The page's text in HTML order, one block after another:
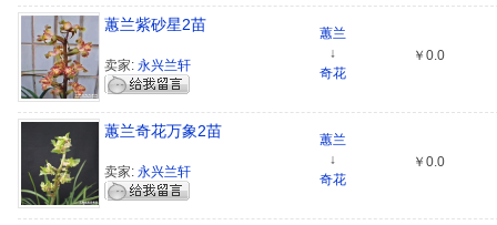
蕙兰紫砂星2苗
卖家: 永兴兰轩
蕙兰
↓
奇花
￥0.0
蕙兰奇花万象2苗
卖家: 永兴兰轩
蕙兰
↓
奇花
￥0.0